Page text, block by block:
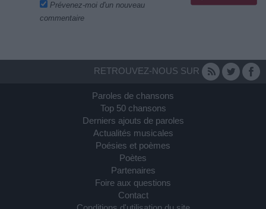
Prévenez-moi d'un nouveau
commentaire
RETROUVEZ-NOUS SUR
Paroles de chansons
Top 50 chansons
Derniers ajouts de paroles
Actualités musicales
Poésies et poèmes
Poètes
Partenaires
Foire aux questions
Contact